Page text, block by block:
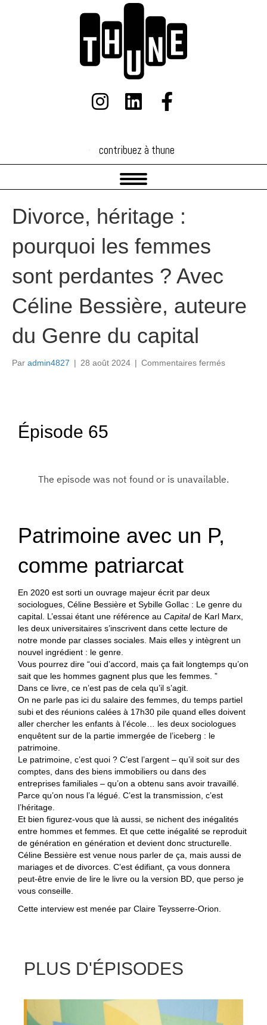
contribuez à thune
contribuez à thune
Divorce, héritage :
pourquoi les femmes
sont perdantes ? Avec
Céline Bessière, auteure
du Genre du capital
Par admin4827 | 28 août 2024 | Commentaires ferméssur
Avec
Épisode 65
Patrimoine avec un P,
comme patriarcat
En 2020 est sorti un ouvrage majeur écrit par deux
sociologues, Céline Bessière et Sybille Gollac : Le genre du
capital. L’essai étant une référence au Capitalde Karl Marx,
les deux universitaires s’inscrivent dans cette lecture de
notre monde par classes sociales. Mais elles y intègrent un
nouvel ingrédient : le genre.
Vous pourrez dire “oui d’accord, mais ça fait longtemps qu’on
sait que les hommes gagnent plus que les femmes. ”
Dans ce livre, ce n’est pas de cela qu’il s’agit.
On ne parle pas ici du salaire des femmes, du temps partiel
subi et des réunions calées à 17h30 pile quand elles doivent
aller chercher les enfants à l’école… les deux sociologues
enquêtent sur de la partie immergée de l’iceberg : le
patrimoine.
Le patrimoine, c’est quoi ? C’est l’argent – qu’il soit sur des
comptes, dans des biens immobiliers ou dans des
entreprises familiales – qu’on a obtenu sans avoir travaillé.
Parce qu’on nous l’a légué. C’est la transmission, c’est
l’héritage.
Et bien figurez-vous que là aussi, se nichent des inégalités
entre hommes et femmes. Et que cette inégalité se reproduit
de génération en génération et devient donc structurelle.
Céline Bessière est venue nous parler de ça, mais aussi de
mariages et de divorces. C’est édifiant, ça vous donnera
peut-être envie de lire le livre ou la version BD, que perso je
vous conseille.
Cette interview est menée par Claire Teysserre-Orion.
PLUS D'ÉPISODES